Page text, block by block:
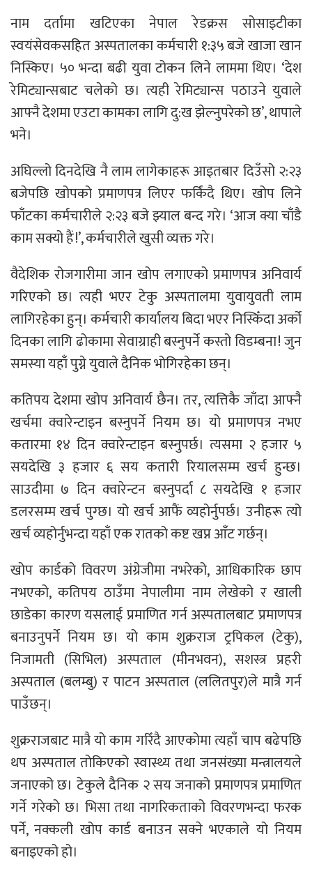
नाम दर्तामा खटिएका नेपाल रेडक्रस सोसाइटीका
स्वयंसेवकसहित अस्पतालका कर्मचारी १:३५ बजे खाजा खान
निस्किए। ५० भन्दा बढी युवा टोकन लिने लाममा थिए। ‘देश
रेमिट्यान्सबाट चलेको छ। त्यही रेमिट्यान्स पठाउने युवाले
आफ्नै देशमा एउटा कामका लागि दु:ख झेल्नुपरेको छ’, थापाले
भने।
अघिल्लो दिनदेखि नै लाम लागेकाहरू आइतबार दिउँसो २:२३
बजेपछि खोपको प्रमाणपत्र लिएर फर्किंदै थिए। खोप लिने
फाँटका कर्मचारीले २:२३ बजे झ्याल बन्द गरे। ‘आज क्या चाँडै
काम सक्यो हैं !’, कर्मचारीले खुसी व्यक्त गरे।
वैदेशिक रोजगारीमा जान खोप लगाएको प्रमाणपत्र अनिवार्य
गरिएको छ। त्यही भएर टेकु अस्पतालमा युवायुवती लाम
लागिरहेका हुन्। कर्मचारी कार्यालय बिदा भएर निस्किँदा अर्को
दिनका लागि ढोकामा सेवाग्राही बस्नुपर्ने कस्तो विडम्बना ! जुन
समस्या यहाँ पुग्ने युवाले दैनिक भोगिरहेका छन्।
कतिपय देशमा खोप अनिवार्य छैन। तर, त्यत्तिकै जाँदा आफ्नै
खर्चमा क्वारेन्टाइन बस्नुपर्ने नियम छ। यो प्रमाणपत्र नभए
कतारमा १४ दिन क्वारेन्टाइन बस्नुपर्छ। त्यसमा २ हजार ५
सयदेखि ३ हजार ६ सय कतारी रियालसम्म खर्च हुन्छ।
साउदीमा ७ दिन क्वारेन्टन बस्नुपर्दा ८ सयदेखि १ हजार
डलरसम्म खर्च पुग्छ। यो खर्च आफैं व्यहोर्नुपर्छ। उनीहरू त्यो
खर्च व्यहोर्नुभन्दा यहाँ एक रातको कष्ट खप्न आँट गर्छन्।
खोप कार्डको विवरण अंग्रेजीमा नभरेको, आधिकारिक छाप
नभएको, कतिपय ठाउँमा नेपालीमा नाम लेखेको र खाली
छाडेका कारण यसलाई प्रमाणित गर्न अस्पतालबाट प्रमाणपत्र
बनाउनुपर्ने नियम छ। यो काम शुक्रराज ट्रपिकल (टेकु),
निजामती (सिभिल) अस्पताल (मीनभवन), सशस्त्र प्रहरी
अस्पताल (बलम्बु) र पाटन अस्पताल (ललितपुर)ले मात्रै गर्न
पाउँछन्।
शुक्रराजबाट मात्रै यो काम गरिँदै आएकोमा त्यहाँ चाप बढेपछि
थप अस्पताल तोकिएको स्वास्थ्य तथा जनसंख्या मन्त्रालयले
जनाएको छ। टेकुले दैनिक २ सय जनाको प्रमाणपत्र प्रमाणित
गर्ने गरेको छ। भिसा तथा नागरिकताको विवरणभन्दा फरक
पर्ने, नक्कली खोप कार्ड बनाउन सक्ने भएकाले यो नियम
बनाइएको हो।